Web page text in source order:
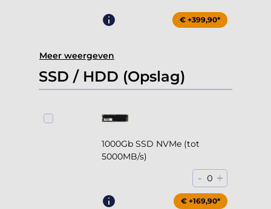
€ +399,90*
Meer weergeven
SSD / HDD (Opslag)
1000Gb SSD NVMe (tot
5000MB/s)
- 0 +
€ +169,90*